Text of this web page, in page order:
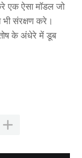
एक ऐसा मॉडल जो
भी संरक्षण करे।
के अंधेरे में डूब